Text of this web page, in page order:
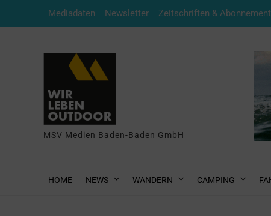
Mediadaten Newsletter Zeitschriften &
MSV Medien Baden-Baden GmbH
HOME NEWS WANDERN CAMPING